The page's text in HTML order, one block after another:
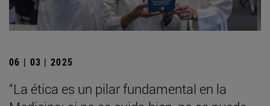
06 | 03 | 2025
“La ética es un pilar fundamental en la